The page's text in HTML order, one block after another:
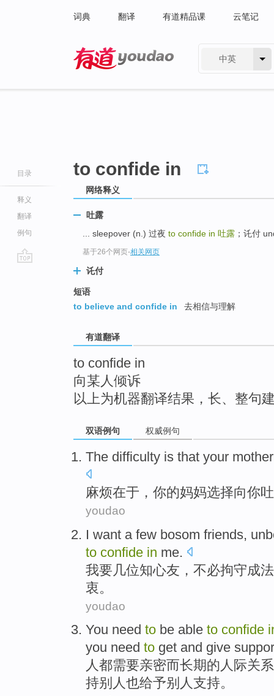
词典 翻译 有道精品课 云笔记
中英
目录
释义
翻译
例句
to confide in
网络释义
吐露
... sleepover (n.) 过夜 to confide in 吐露 ；讬付
基于26个网页-相关网页
讬付
短语
to believe and confide in
去相信与理解
有道翻译
to confide in
向某人倾诉
以上为机器翻译结果，长、整句
双语例句 权威例句
The difficulty is that your mother
麻烦在于， 你的妈妈选择向你
youdao
I want a few bosom friends,
to confide in me.
我要 几位知心友 ，不必拘守成
衷。
youdao
You need to be able to confide
you need to get and give
人都需要亲密而长期的人际关
持别人也给予别人支持。